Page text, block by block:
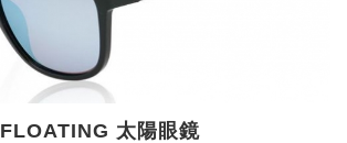
FLOATING 太陽眼鏡